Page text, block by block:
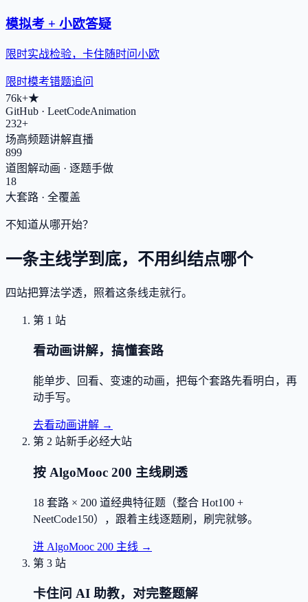
模拟考 + 小欧答疑
限时实战检验，卡住随时问小欧
限时模考错题追问
76k+★
GitHub · LeetCodeAnimation
232+
场高频题讲解直播
899
道图解动画 · 逐题手做
18
大套路 · 全覆盖
不知道从哪开始？
一条主线学到底，不用纠结点哪个
四站把算法学透，照着这条线走就行。
第 1 站
看动画讲解，搞懂套路
能单步、回看、变速的动画，把每个套路先看明白，再
动手写。
去看动画讲解 →
第 2 站新手必经大站
按 AlgoMooc 200 主线刷透
18 套路 × 200 道经典特征题（整合 Hot100 +
NeetCode150），跟着主线逐题刷，刷完就够。
进 AlgoMooc 200 主线 →
第 3 站
卡住问 AI 助教，对完整题解